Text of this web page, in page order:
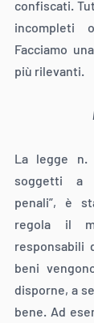
confiscati.
incompleti
Facciamo
più rilevanti.
La legge n.
soggetti a
penali”, è
regola il
responsabili
beni
disporne, a
bene. Ad